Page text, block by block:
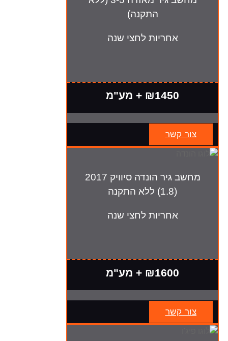
התקנה)
אחריות לחצי שנה
₪1450 + מע"מ
צור קשר
מחשב גיר הונדה סיוויק 2017
(1.8) ללא התקנה
אחריות לחצי שנה
₪1600 + מע"מ
צור קשר